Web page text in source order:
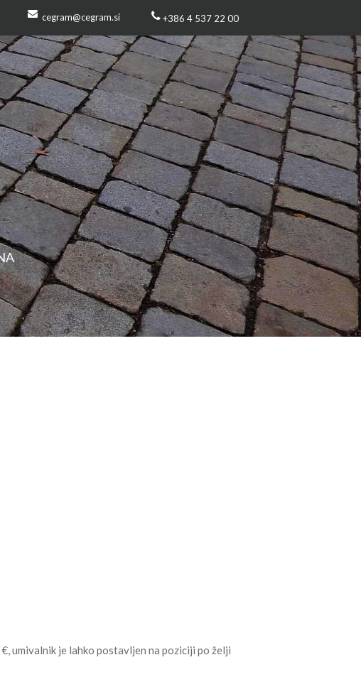
+386 4 537 22 00
cegram@cegram.si
umivalnik je lahko postavljen na poziciji po želji